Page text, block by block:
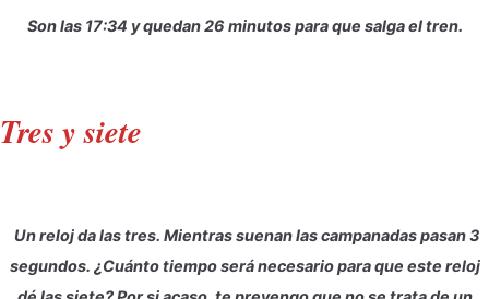
Son las 17:34 y quedan 26 minutos para que salga el tren.
Tres y siete
Un reloj da las tres. Mientras suenan las campanadas pasan 3
segundos. ¿Cuánto tiempo será necesario para que este reloj